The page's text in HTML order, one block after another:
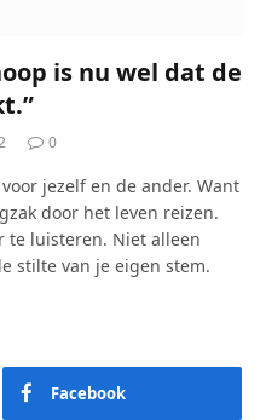
is nu wel dat de
0
jezelf en de ander. Want
door het leven reizen.
te luisteren. Niet alleen
stilte van je eigen stem.
Facebook